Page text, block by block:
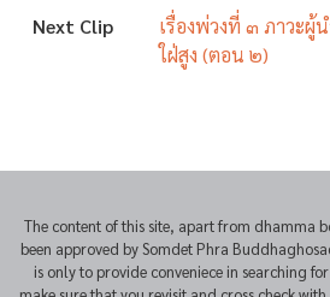
Next Clip
เรื่องพ่วงที่ ๓ ภาวะผู้
ใฝ่สูง (ตอน ๒)
The content of this site, apart from dhamma
been approved by Somdet Phra
is only to provide conveniece in searching